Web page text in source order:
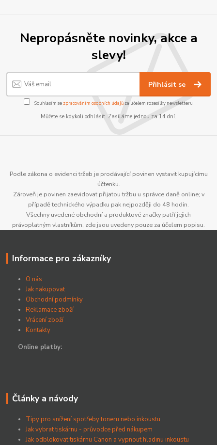
Nepropásněte novinky, akce a
slevy!
Přihlásit se
Souhlasím se zpracováním osobních údajůza účelem rozesílky newsletteru.
Můžete se kdykoli odhlásit. Zasíláme jednou za 14 dní.
Podle zákona o evidenci tržeb je prodávající povinen vystavit kupujícímu
účtenku.
Zároveň je povinen zaevidovat přijatou tržbu u správce daně online; v
případě technického výpadku pak nejpozději do 48 hodin.
Všechny uvedené obchodní a produktové značky patří jejich
právoplatným vlastníkům, zde jsou uvedeny pouze za účelem popisu.
Informace pro zákazníky
O nás
Jak nakupovat
Obchodní podmínky
Reklamace zboží
Vrácení zboží
Kontakty
Online platby:
Články a návody
Tipy pro snížení spotřeby toneru nebo inkoustu
Jak vybrat tiskárnu - průvodce před nákupem
Jak odblokovat tiskárnu Canon a vypnout hladinu inkoustu